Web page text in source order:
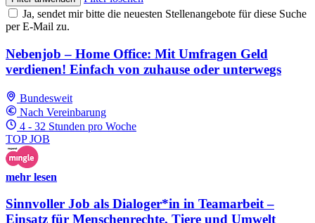
Ja, sendet mir bitte die neuesten Stellenangebote für diese Suche
per E-Mail zu.
Nebenjob – Home Office: Mit Umfragen Geld
verdienen! Einfach von zuhause oder unterwegs
Bundesweit
Nach Vereinbarung
4 - 32 Stunden pro Woche
TOP JOB
mehr lesen
Sinnvoller Job als Dialoger*in in Teamarbeit –
Einsatz für Menschenrechte, Tiere und Umwelt